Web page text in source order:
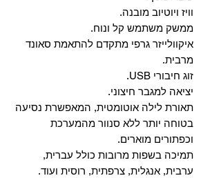
וויז ויוטיוב מובנה.
ממשק משתמש קל ונוח.
איקוולייזר גרפי מתקדם להתאמת סאונד
מרבית.
זוג חיבורי USB.
יציאה למגבר חיצוני.
תאורת לילה אוטומטית, המאפשרת נסיעה
בטוחה יותר ללא סנוור מהמערכת
וכפתורים מוארים.
תמיכה בשפות מרובות כולל עברית,
ערבית, אנגלית, צרפתית, רוסית ועוד.